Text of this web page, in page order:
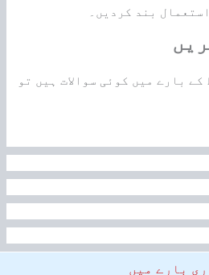
بند کردیں۔
بارے میں کوئی سوالات ہیں تو
بارے ميں